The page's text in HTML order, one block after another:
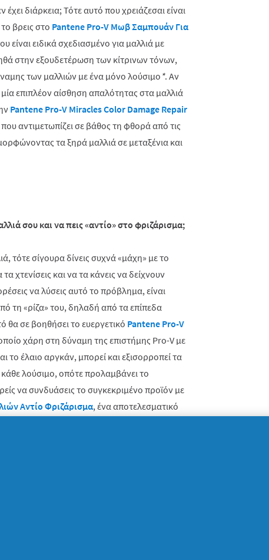
διάρκεια; Τότε αυτό που χρειάζεσαι είναι
βρεις στο Pantene Pro-V Μωβ Σαμπουάν Για
είναι ειδικά σχεδιασμένο για μαλλιά με
στην εξουδετέρωση των κίτρινων τόνων,
των μαλλιών με ένα μόνο λούσιμο *. Αν
επιπλέον αίσθηση απαλότητας στα μαλλιά
Pantene Pro-V Miracles Color Damage Repair
αντιμετωπίζει σε βάθος τη φθορά από τις
τα ξηρά μαλλιά σε μεταξένια και
σου και να πεις «αντίο» στο φριζάρισμα;
τότε σίγουρα δίνεις συχνά «μάχη» με το
χτενίσεις και να τα κάνεις να δείχνουν
να λύσεις αυτό το πρόβλημα, είναι
τη «ρίζα» του, δηλαδή από τα επίπεδα
θα σε βοηθήσει το ευεργετικό Pantene Pro-V
χάρη στη δύναμη της επιστήμης Pro-V με
το έλαιο αργκάν, μπορεί και εξισορροπεί τα
λούσιμο, οπότε προλαμβάνει το
να συνδυάσεις το συγκεκριμένο προϊόν με
Αντίο Φριζάρισμα, ένα αποτελεσματικό